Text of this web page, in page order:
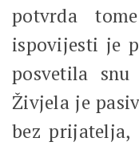
potvrda
ispovijesti je
posvetila
Živjela je
bez prijatelja,